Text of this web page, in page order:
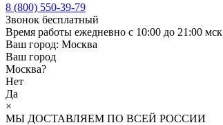
8 (800) 550-39-79
Звонок бесплатный
Время работы ежедневно с 10:00 до 21:00 мск
Ваш город: Москва
Ваш город
Москва?
Нет
Да
×
МЫ ДОСТАВЛЯЕМ ПО ВСЕЙ РОССИИ